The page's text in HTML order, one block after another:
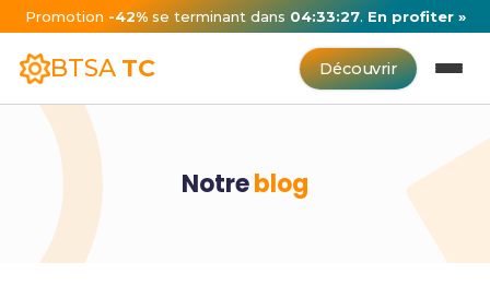
Promotion -42%se terminant dans 04:33:27. En profiter »
BTSA TC Découvrir
Notreblog